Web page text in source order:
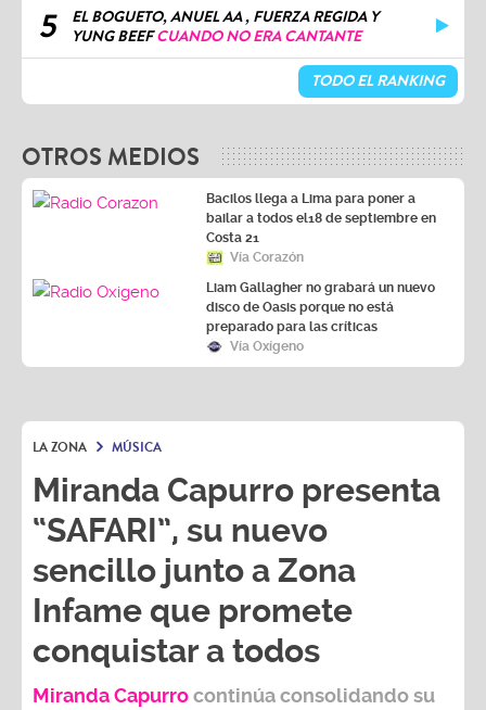
5
EL BOGUETO, ANUEL AA , FUERZA REGIDA Y
YUNG BEEFCUANDO NO ERA CANTANTE
TODO EL RANKING
OTROS MEDIOS
Bacilos llega a Lima para poner a
bailar a todos el18 de septiembre en
Costa 21
Vía Corazón
Liam Gallagher no grabará un nuevo
disco de Oasis porque no está
preparado para las críticas
Vía Oxígeno
LA ZONA MÚSICA
Miranda Capurro presenta
“SAFARI”, su nuevo
sencillo junto a Zona
Infame que promete
conquistar a todos
Miranda Capurrocontinúa consolidando su